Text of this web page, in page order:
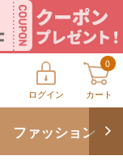
ログイン
0
カート
ファッション